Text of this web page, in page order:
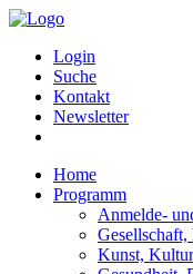
Login
Suche
Kontakt
Newsletter
Home
Programm
Anmelde-
Kunst,